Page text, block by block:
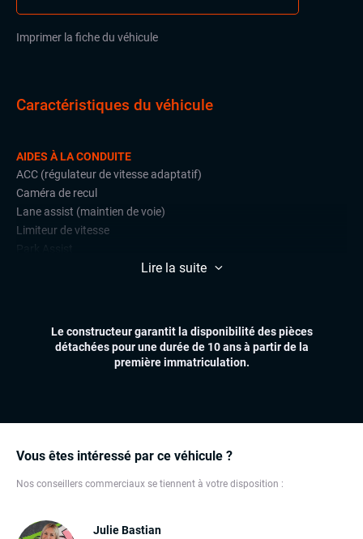
Imprimer la fiche du véhicule
Vous êtes intéressé par ce véhicule ?
Nos conseillers commerciaux se tiennent à votre disposition :
Julie Bastian
Caractéristiques du véhicule
AIDES À LA CONDUITE
ACC (régulateur de vitesse adaptatif)
Caméra de recul
Lane assist (maintien de voie)
Limiteur de vitesse
Park Assist
Radars de stationnement avant et arrière
Sièges chauffants
Virtual cockpit (live cockpit, compteur digital)
Grand GPS
Ordinateur de bord
EXTÉRIEUR
Lire la suite
Le constructeur garantit la disponibilité des pièces
détachées pour une durée de 10 ans à partir de la
première immatriculation.